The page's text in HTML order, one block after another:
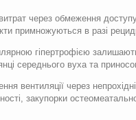
через обмеження
примножуються в разі
гіпертрофією
середнього вуха та
вентиляції через
закупорки